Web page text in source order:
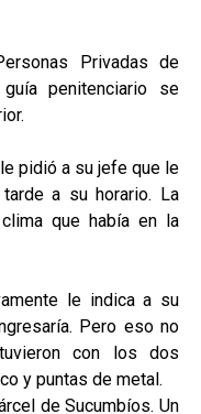
Privadas de
penitenciario se
pidió a su jefe que le
a su horario. La
que había en la
le indica a su
Pero eso no
con los dos
y puntas de metal.
de Sucumbíos. Un